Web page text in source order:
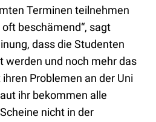
Terminen teilnehmen
beschämend“, sagt
dass die Studenten
werden und noch mehr das
Problemen an der Uni
ihr bekommen alle
nicht in der